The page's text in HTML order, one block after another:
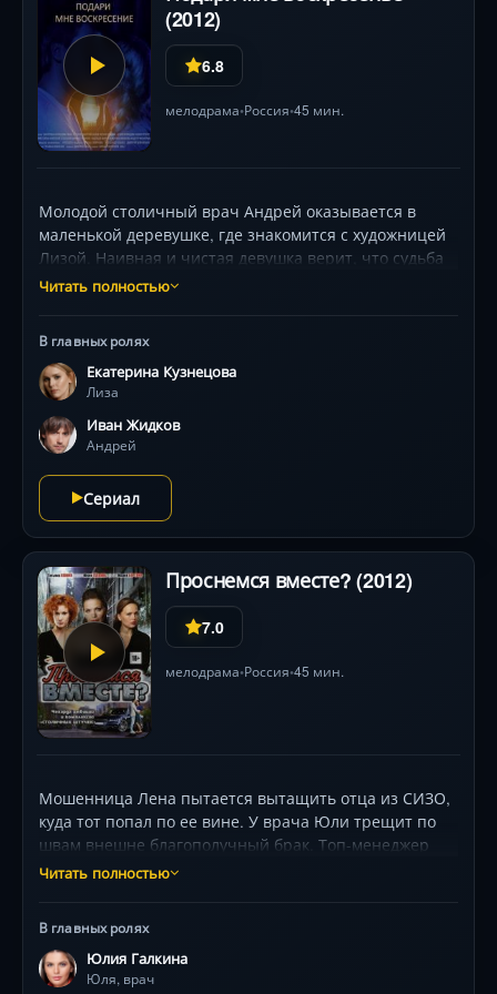
(2012)
6.8
мелодрама•Россия•45 мин.
Молодой столичный врач Андрей оказывается в
маленькой деревушке, где знакомится с художницей
Лизой. Наивная и чистая девушка верит, что судьба
послала ей настоящую любовь, ведь полгода назад,
поспорил на Лизу со своим другом, о чем она узнает
слишком поздно.
Читать полностью
В главных ролях
Екатерина Кузнецова
Лиза
Иван Жидков
Андрей
Сериал
Проснемся вместе? (2012)
7.0
мелодрама•Россия•45 мин.
Мошенница Лена пытается вытащить отца из СИЗО,
куда тот попал по ее вине. У врача Юли трещит по
швам внешне благополучный брак. Топ-менеджер
Вика разрывается между карьерой, ребенком и
стало немодно. Секс — модно. Цинизм — модно. А
любовь — как-то не очень… У каждой из героинь
свои проблемы. Вика переживает, потому что
Читать полностью
В главных ролях
Юлия Галкина
Юля, врач